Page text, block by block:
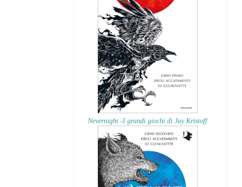
Nevernight -I grandi giochi di Jay Kristoff